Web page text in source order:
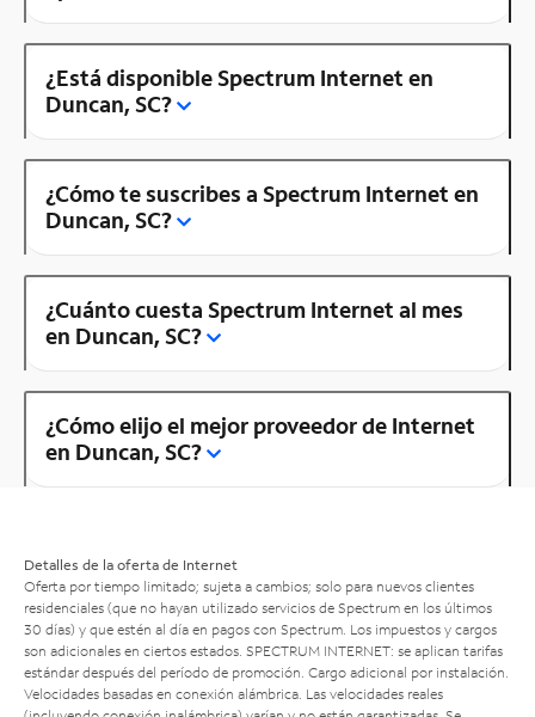
¿Está disponible Spectrum Internet en
Duncan, SC?
¿Cómo te suscribes a Spectrum Internet en
Duncan, SC?
¿Cuánto cuesta Spectrum Internet al mes
en Duncan, SC?
¿Cómo elijo el mejor proveedor de Internet
en Duncan, SC?
Detalles de la oferta de Internet
Oferta por tiempo limitado; sujeta a cambios; solo para nuevos clientes
residenciales (que no hayan utilizado servicios de Spectrum en los últimos
30 días) y que estén al día en pagos con Spectrum. Los impuestos y cargos
son adicionales en ciertos estados. SPECTRUM INTERNET: se aplican tarifas
estándar después del período de promoción. Cargo adicional por instalación.
Velocidades basadas en conexión alámbrica. Las velocidades reales